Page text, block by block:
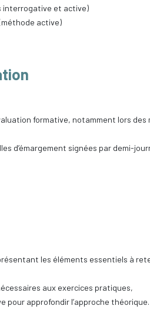
interrogative et active)
active)
formative, notamment lors
d’émargement signées par demi-
les éléments essentiels à
aux exercices pratiques,
pour approfondir l’approche théorique.